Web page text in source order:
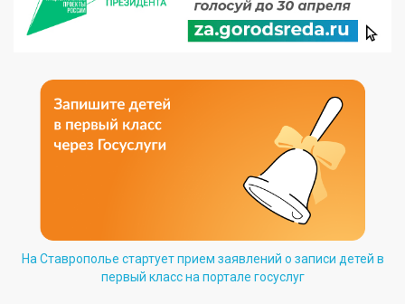
На Ставрополье стартует прием заявлений о записи детей в
первый класс на портале госуслуг